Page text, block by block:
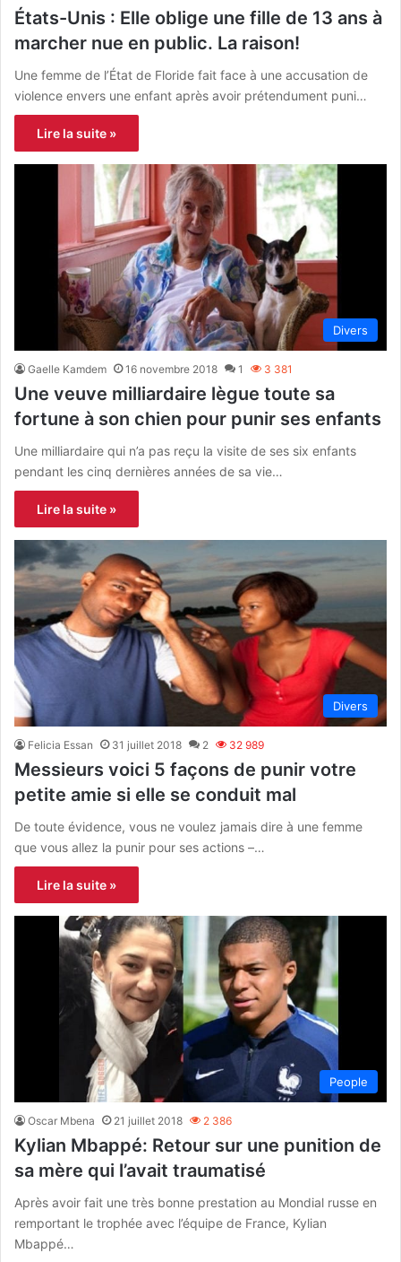
États-Unis : Elle oblige une fille de 13 ans à
marcher nue en public. La raison!
Une femme de l’État de Floride fait face à une accusation de
violence envers une enfant après avoir prétendument puni…
Lire la suite »
Divers
Gaelle Kamdem 16 novembre 2018 1 3 381
Une veuve milliardaire lègue toute sa
fortune à son chien pour punir ses enfants
Une milliardaire qui n’a pas reçu la visite de ses six enfants
pendant les cinq dernières années de sa vie…
Lire la suite »
Divers
Felicia Essan 31 juillet 2018 2 32 989
Messieurs voici 5 façons de punir votre
petite amie si elle se conduit mal
De toute évidence, vous ne voulez jamais dire à une femme
que vous allez la punir pour ses actions –…
Lire la suite »
People
Oscar Mbena 21 juillet 2018 2 386
Kylian Mbappé: Retour sur une punition de
sa mère qui l’avait traumatisé
Après avoir fait une très bonne prestation au Mondial russe en
remportant le trophée avec l’équipe de France, Kylian
Mbappé…